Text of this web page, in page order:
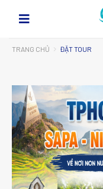
TRANG CHỦ ĐẶT TOUR